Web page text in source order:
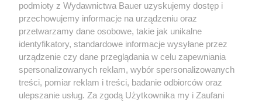
CIASTA I DESERY
podmioty z Wydawnictwa Bauer uzyskujemy dostęp i
przechowujemy informacje na urządzeniu oraz
przetwarzamy dane osobowe, takie jak unikalne
identyfikatory, standardowe informacje wysyłane przez
urządzenie czy dane przeglądania w celu zapewniania
spersonalizowanych reklam, wybór spersonalizowanych
treści, pomiar reklam i treści, badanie odbiorców oraz
ulepszanie usług. Za zgodą Użytkownika my i Zaufani